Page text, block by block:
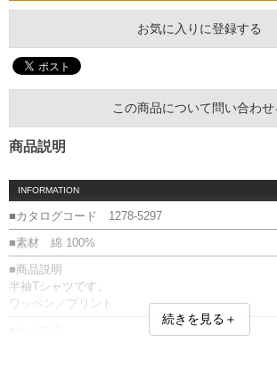
お気に入りに登録する
この商品について問い合わせ
商品説明
INFORMATION
■カタログコード 1278-5297
■素材 綿 100%
■商品説明
半袖Tシャツです。
ワッペン／プリント
続きを見る＋